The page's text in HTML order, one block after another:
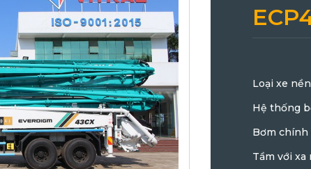
Loại xe nền
Hệ thống
Bơm chính
Tầm với xa